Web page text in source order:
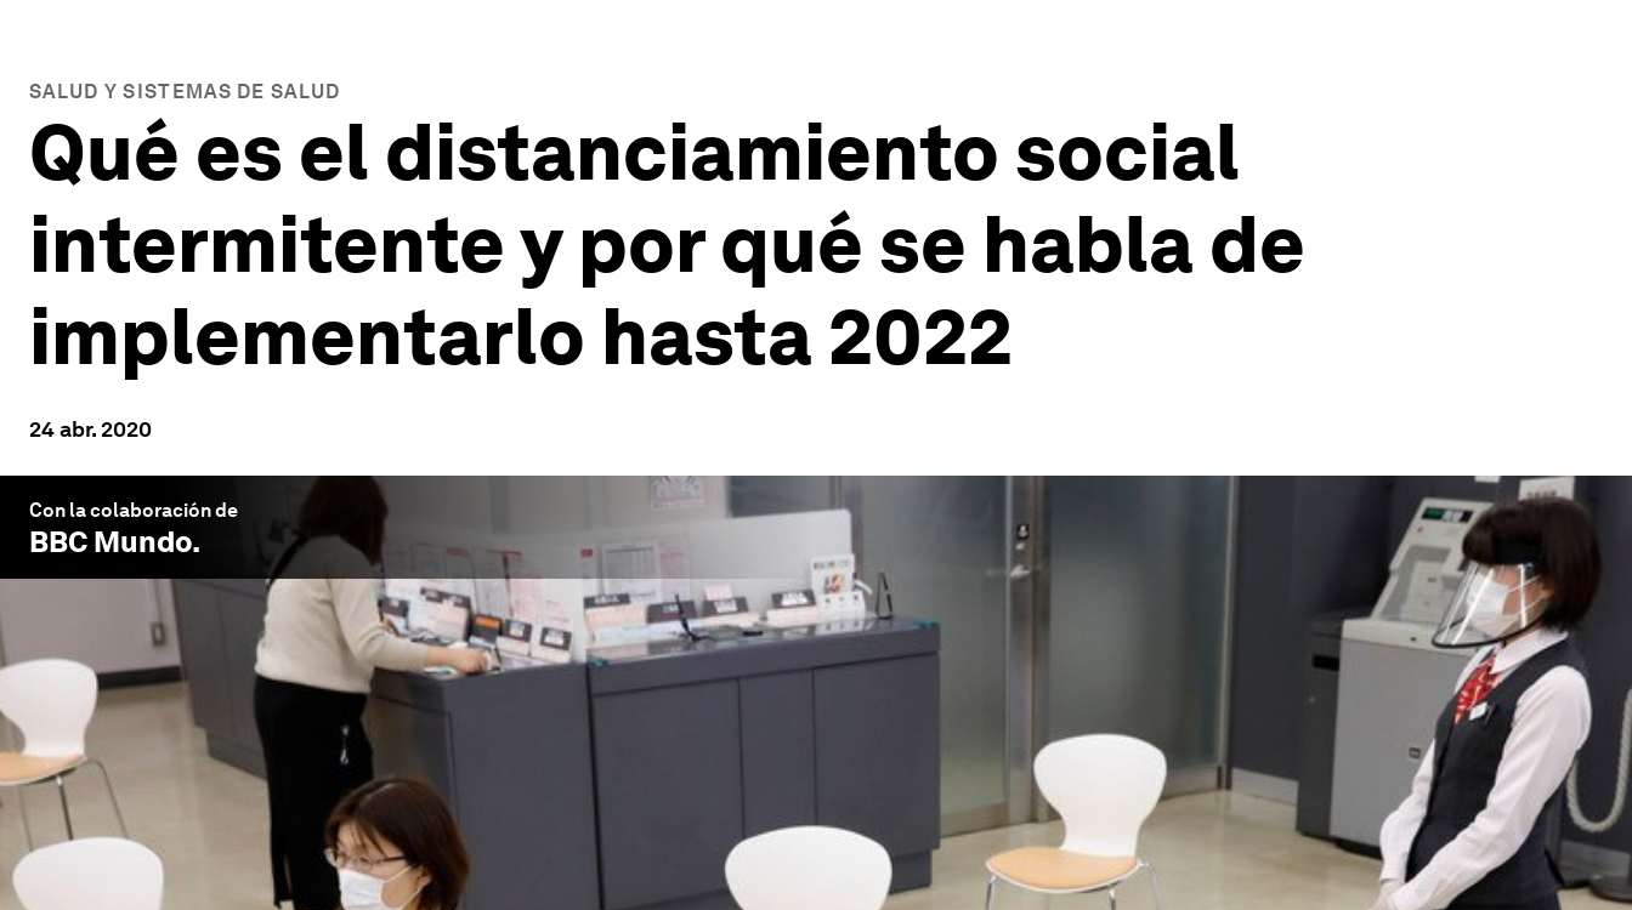
SALUD Y SISTEMAS DE SALUD
Qué es el distanciamiento social
intermitente y por qué se habla de
implementarlo hasta 2022
24 abr. 2020
Con la colaboración de
BBC Mundo.